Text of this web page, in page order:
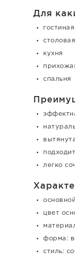
Для
гостиная
кухня
спальня
легко
цвет
форма:
стиль: